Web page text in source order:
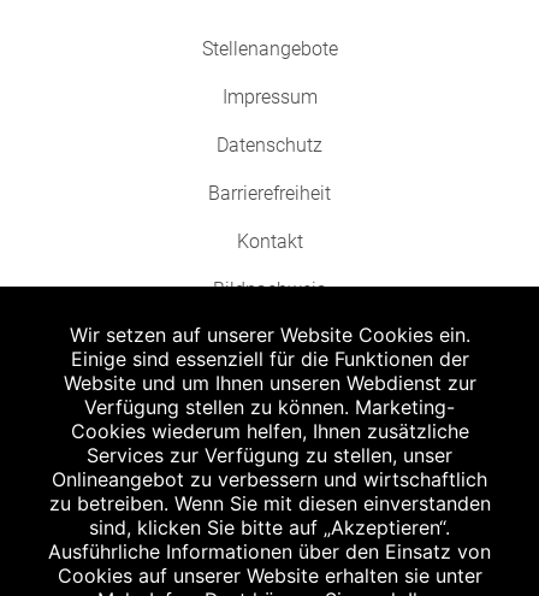
Stellenangebote
Impressum
Datenschutz
Barrierefreiheit
Kontakt
Bildnachweis
Abgabe in haushaltsüblichen Mengen, solange der Vorrat reicht. Für Druck-
und Satzfehler keine Haftung.
Zu Risiken und Nebenwirkungen lesen Sie die Packungsbeilage und fragen
Sie Ihren Arzt oder Apotheker.
Angabe nach der deutschen Arzneimitteltaxe Apothekenerstattungspreis
(AEP). Der AEP ist keine unverbindliche Preisempfehlung der Hersteller. Der
AEP ist ein von den Apotheken in Ansatz gebrachter Preis für rezeptfreie
Arzneimittel. Er entspricht in der Höhe dem für Apotheken verbindlichen
Wir setzen auf unserer Website Cookies ein.
Einige sind essenziell für die Funktionen der
Website und um Ihnen unseren Webdienst zur
Verfügung stellen zu können. Marketing-
Cookies wiederum helfen, Ihnen zusätzliche
Services zur Verfügung zu stellen, unser
Onlineangebot zu verbessern und wirtschaftlich
zu betreiben. Wenn Sie mit diesen einverstanden
sind, klicken Sie bitte auf „Akzeptieren“.
Ausführliche Informationen über den Einsatz von
Cookies auf unserer Website erhalten sie unter